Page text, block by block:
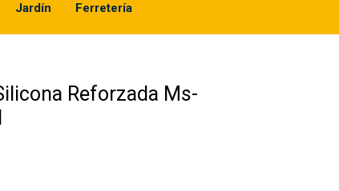
Jardín Ferretería
Reforzada Ms-